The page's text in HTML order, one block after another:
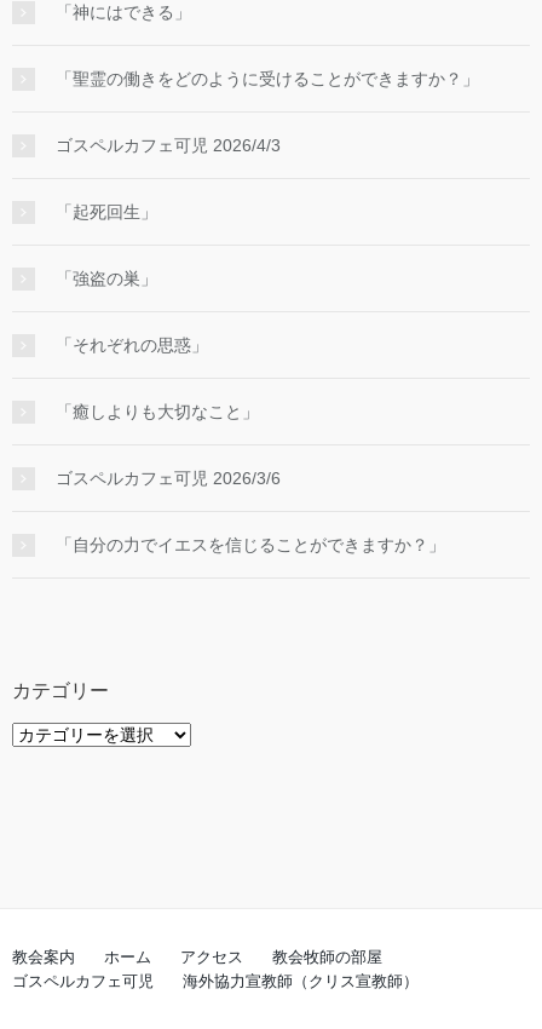
「神にはできる」
「聖霊の働きをどのように受けることができますか？」
ゴスペルカフェ可児 2026/4/3
「起死回生」
「強盗の巣」
「それぞれの思惑」
「癒しよりも大切なこと」
ゴスペルカフェ可児 2026/3/6
「自分の力でイエスを信じることができますか？」
カテゴリー
カ
教会案内 ホーム アクセス
教会牧師の部屋
ゴスペルカフェ可児
海外協力宣教師（クリス宣教師）